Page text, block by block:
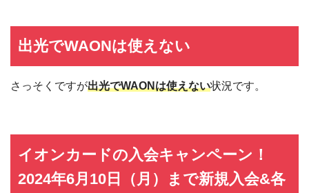
出光でWAONは使えない
さっそくですが出光でWAONは使えない状況です。
イオンカードの入会キャンペーン！
2024年6月10日（月）まで新規入会&各